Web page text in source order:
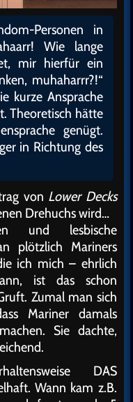
Personen in
Wie lange
mir hierfür ein
muhaharrr?!“
kurze Ansprache
Theoretisch hätte
genügt.
in Richtung des
von Lower Decks
Drehuchs wird…
und lesbische
plötzlich Mariners
ich mich – ehrlich
ist das schon
Zumal man sich
Mariner damals
Sie dachte,
DAS
Wann kam z.B.